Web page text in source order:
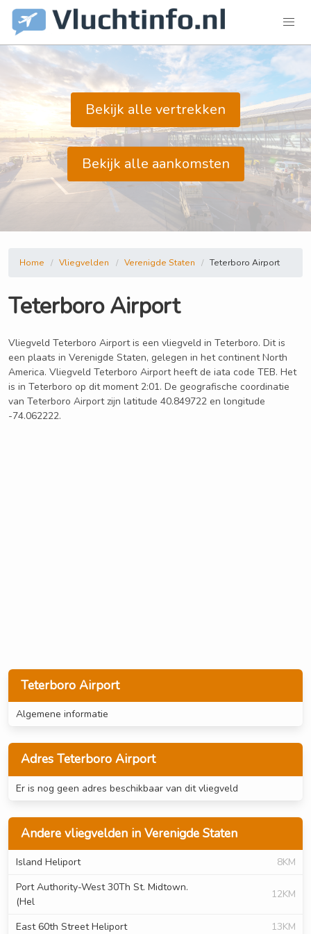
Bekijk alle vertrekken
Bekijk alle aankomsten
Teterboro Airport
Algemene informatie
Adres Teterboro Airport
Er is nog geen adres beschikbaar van dit vliegveld
Andere vliegvelden in Verenigde Staten
Island Heliport
8KM
Port Authority-West 30Th St. Midtown.
(Hel
12KM
East 60th Street Heliport 13KM
Home Vliegvelden Verenigde Staten Teterboro Airport
Teterboro Airport
Vliegveld Teterboro Airport is een vliegveld in Teterboro. Dit is
een plaats in Verenigde Staten, gelegen in het continent North
America. Vliegveld Teterboro Airport heeft de iata code TEB. Het
is in Teterboro op dit moment 2:01. De geografische coordinatie
van Teterboro Airport zijn latitude 40.849722 en longitude
-74.062222.